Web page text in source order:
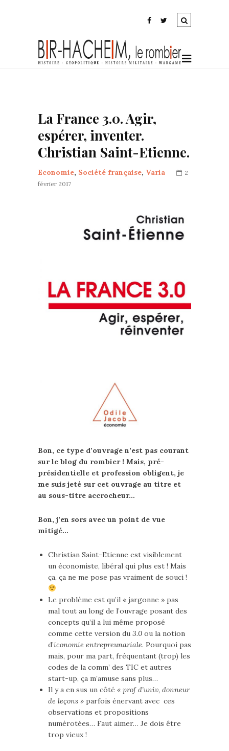
La France 3.0. Agir,
espérer, inventer.
Christian Saint-Etienne.
Economie, Société française, Varia
2
février 2017
Bon, ce type d’ouvrage n’est pas courant
sur le blog du rombier ! Mais, pré-
présidentielle et profession obligent, je
me suis jeté sur cet ouvrage au titre et
au sous-titre accrocheur…
Bon, j’en sors avec un point de vue
mitigé…
Christian Saint-Etienne est visiblement
un économiste, libéral qui plus est ! Mais
ça, ça ne me pose pas vraiment de souci !
Le problème est qu’il « jargonne » pas
mal tout au long de l’ouvrage posant des
concepts qu’il a lui même proposé
comme cette version du 3.0 ou la notion
d’iconomie entrepreunariale. Pourquoi pas
mais, pour ma part, fréquentant (trop) les
codes de la comm’ des TIC et autres
start-up, ça m’amuse sans plus…
Il y a en sus un côté « prof d’univ, donneur
de leçons » parfois énervant avec ces
observations et propositions
numérotées… Faut aimer… Je dois être
trop vieux !